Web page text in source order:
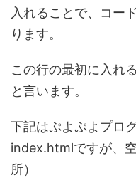
入れることで、コー
ります。
この行の最初に入れ
と言います。
下記はぷよぷよプロ
index.htmlですが、
所）